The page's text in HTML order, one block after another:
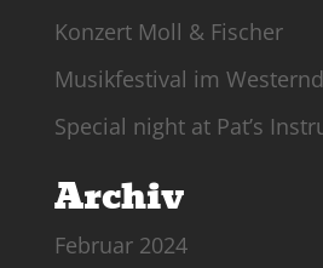
Konzert Moll & Fischer
Musikfestival im
Special night at Pat’s
Archiv
Februar 2024